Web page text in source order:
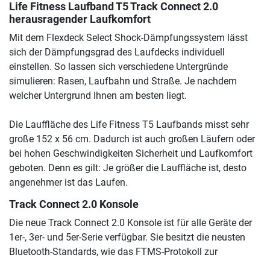
Life Fitness Laufband T5 Track Connect 2.0
herausragender Laufkomfort
Mit dem Flexdeck Select Shock-Dämpfungssystem lässt
sich der Dämpfungsgrad des Laufdecks individuell
einstellen. So lassen sich verschiedene Untergründe
simulieren: Rasen, Laufbahn und Straße. Je nachdem
welcher Untergrund Ihnen am besten liegt.
Die Lauffläche des Life Fitness T5 Laufbands misst sehr
große 152 x 56 cm. Dadurch ist auch großen Läufern oder
bei hohen Geschwindigkeiten Sicherheit und Laufkomfort
geboten. Denn es gilt: Je größer die Lauffläche ist, desto
angenehmer ist das Laufen.
Track Connect 2.0 Konsole
Die neue Track Connect 2.0 Konsole ist für alle Geräte der
1er-, 3er- und 5er-Serie verfügbar. Sie besitzt die neusten
Bluetooth-Standards, wie das FTMS-Protokoll zur